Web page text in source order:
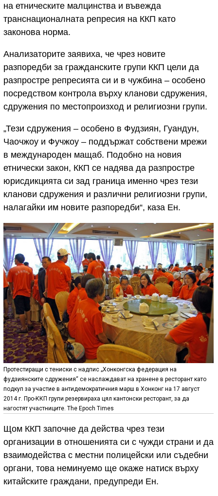
на етническите малцинства и въвежда
транснационалната репресия на ККП като
законова норма.
Анализаторите заявиха, че чрез новите
разпоредби за гражданските групи ККП цели да
разпростре репресията си и в чужбина – особено
посредством контрола върху кланови сдружения,
сдружения по местопроизход и религиозни групи.
„Тези сдружения – особено в Фудзиян, Гуандун,
Чаочжоу и Фучжоу – поддържат собствени мрежи
в международен мащаб. Подобно на новия
етнически закон, ККП се надява да разпростре
юрисдикцията си зад граница именно чрез тези
кланови сдружения и различни религиозни групи,
налагайки им новите разпоредби“, каза Ен.
Протестиращи с тениски с надпис „Хонконгска федерация на
фудзиянските сдружения“ се наслаждават на хранене в ресторант като
подкуп за участие в антидемократичния марш в Хонконг на 17 август
2014 г. Про-ККП групи резервираха цял кантонски ресторант, за да
нагостят участниците. The Epoch Times
Щом ККП започне да действа чрез тези
организации в отношенията си с чужди страни и да
взаимодейства с местни полицейски или съдебни
органи, това неминуемо ще окаже натиск върху
китайските граждани, предупреди Ен.